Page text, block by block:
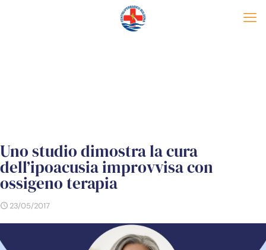
Uno studio dimostra la cura
dell’ipoacusia improvvisa con
ossigeno terapia
23/05/2017